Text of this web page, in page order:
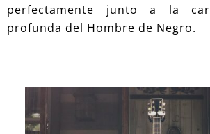
perfectamente junto a la
profunda del Hombre de Negro.